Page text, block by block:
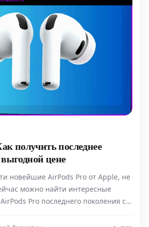
получить последнее
цене
новейшие AirPods Pro от Apple, не
можно найти интересные
Pro последнего поколения с